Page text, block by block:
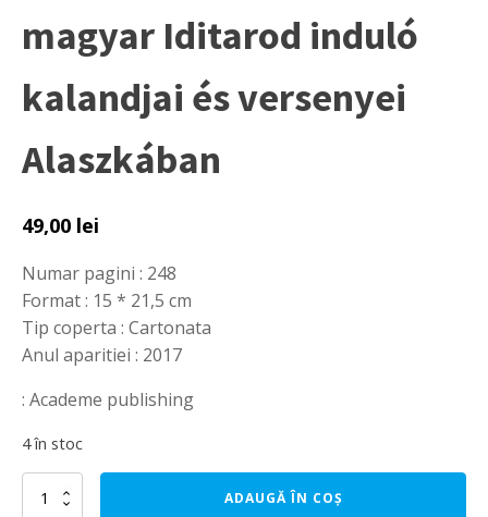
magyar Iditarod induló
kalandjai és versenyei
Alaszkában
49,00 lei
Numar pagini : 248
Format : 15 * 21,5 cm
Tip coperta : Cartonata
Anul aparitiei : 2017
: Academe publishing
4 în stoc
Cantitate
ADAUGĂ ÎN COȘ